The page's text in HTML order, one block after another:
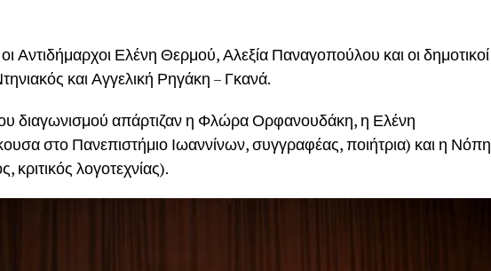
Αντιδήμαρχοι Ελένη Θερμού, Αλεξία Παναγοπούλου και οι δημοτικοί
και Αγγελική Ρηγάκη – Γκανά.
διαγωνισμού απάρτιζαν η Φλώρα Ορφανουδάκη, η Ελένη
στο Πανεπιστήμιο Ιωαννίνων, συγγραφέας, ποιήτρια) και η Νόπη
κριτικός λογοτεχνίας).